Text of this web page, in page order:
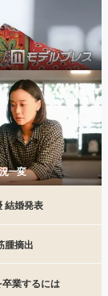
一変
結婚発表
腫摘出
業するには